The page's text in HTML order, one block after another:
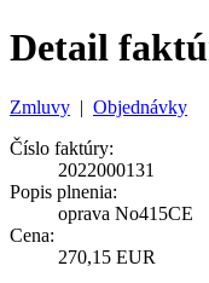
Detail
Zmluvy | Objednávky
Číslo faktúry:
2022000131
Popis plnenia:
oprava No415CE
Cena:
270,15 EUR